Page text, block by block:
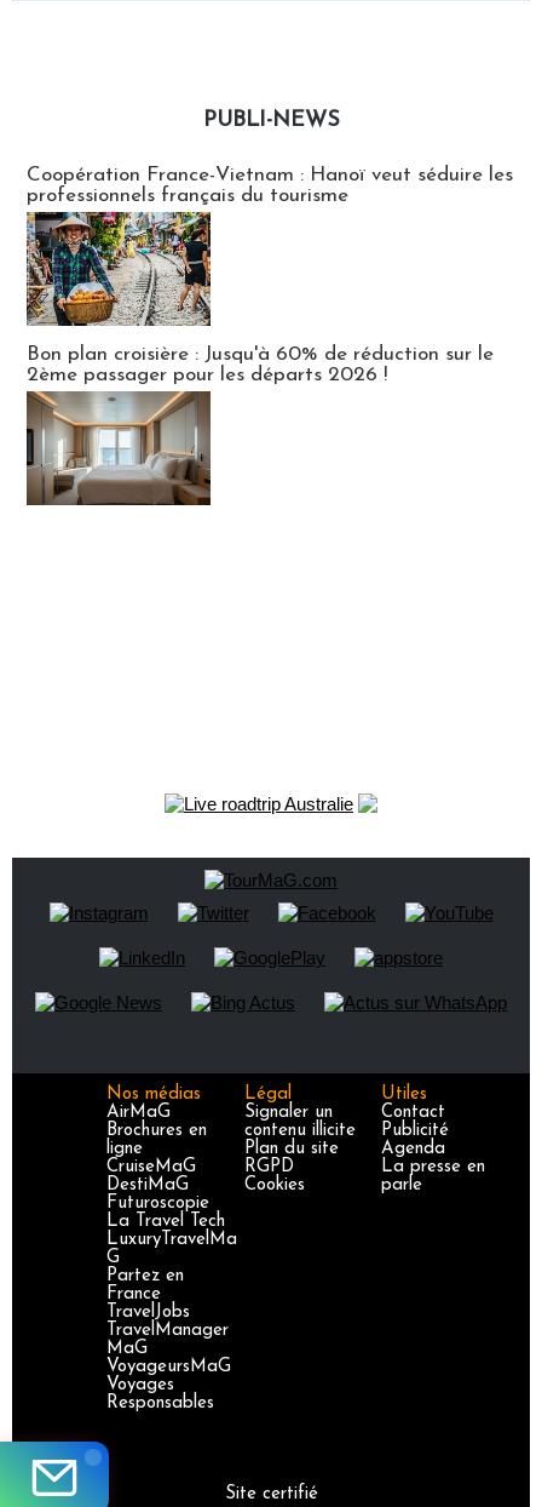
PUBLI-NEWS
Coopération France-Vietnam : Hanoï veut séduire les
professionnels français du tourisme
Bon plan croisière : Jusqu'à 60% de réduction sur le
2ème passager pour les départs 2026 !
Nos médias
AirMaG
Brochures en
ligne
CruiseMaG
DestiMaG
Futuroscopie
La Travel Tech
LuxuryTravelMa
G
Partez en
France
TravelJobs
TravelManager
MaG
VoyageursMaG
Voyages
Responsables
Légal
Signaler un
contenu illicite
Plan du site
RGPD
Cookies
Utiles
Contact
Publicité
Agenda
La presse en
parle
Site certifié